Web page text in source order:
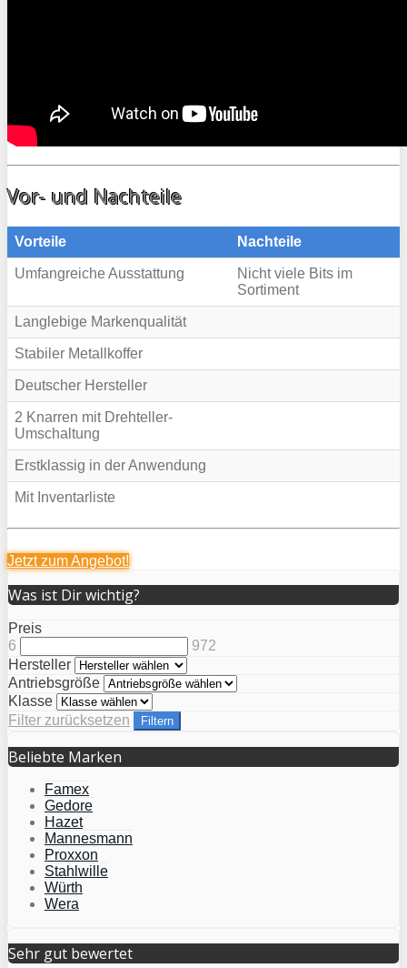
Vor- und Nachteile
Vorteile Nachteile
Umfangreiche Ausstattung
Nicht viele Bits im
Sortiment
Langlebige Markenqualität
Stabiler Metallkoffer
Deutscher Hersteller
2 Knarren mit Drehteller-
Umschaltung
Erstklassig in der Anwendung
Mit Inventarliste
Jetzt zumAngebot!
Was ist Dir wichtig?
Preis
6
972
Hersteller
Antriebsgröße
Klasse
Filter zurücksetzen
Filtern
Beliebte Marken
Famex
Gedore
Hazet
Mannesmann
Proxxon
Stahlwille
Würth
Wera
Sehr gut bewertet